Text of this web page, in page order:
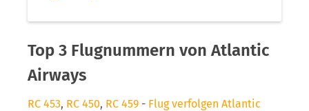
Top 3 Flugnummern von Atlantic
Airways
RC 453, RC 450, RC 459 - Flug verfolgen Atlantic